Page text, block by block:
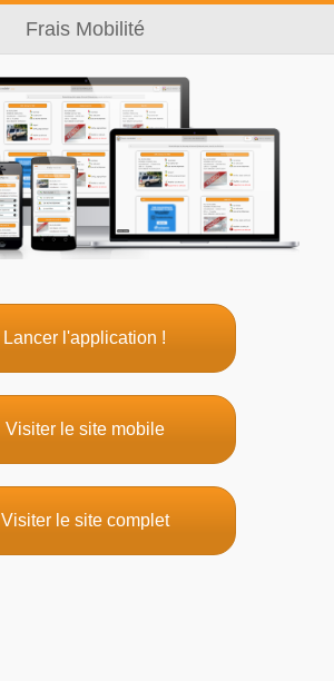
Frais Mobilité
Lancer l'application !
Visiter le site mobile
Visiter le site complet